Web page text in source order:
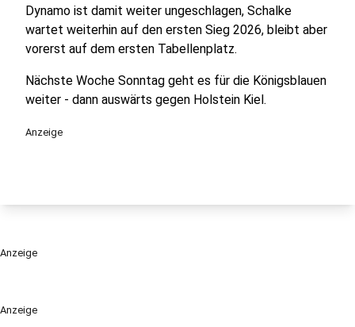
Anzeige
Dynamo ist damit weiter ungeschlagen, Schalke
wartet weiterhin auf den ersten Sieg 2026, bleibt aber
vorerst auf dem ersten Tabellenplatz.
Nächste Woche Sonntag geht es für die Königsblauen
weiter - dann auswärts gegen Holstein Kiel.
Anzeige
Anzeige